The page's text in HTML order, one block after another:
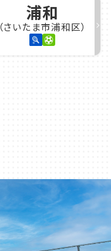
浦和
（さいたま市浦和区）